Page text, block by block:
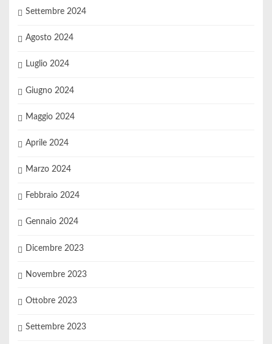
Settembre 2024
Agosto 2024
Luglio 2024
Giugno 2024
Maggio 2024
Aprile 2024
Marzo 2024
Febbraio 2024
Gennaio 2024
Dicembre 2023
Novembre 2023
Ottobre 2023
Settembre 2023